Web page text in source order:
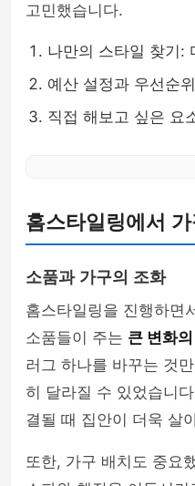
고민했습니다.
나만의 스타일 찾기:
예산 설정과 우선순
직접 해보고 싶은 요
홈스타일링에서
소품과 가구의 조화
홈스타일링을 진행하면
소품들이 주는 큰 변화의
러그 하나를 바꾸는 것
히 달라질 수 있었습니
결될 때 집안이 더욱 살
또한, 가구 배치도 중요